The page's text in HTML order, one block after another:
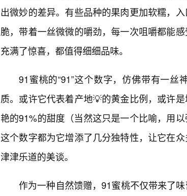
出微妙的差异。有些品种的果肉更加软糯，
脆，带着一丝微微的嚼劲，每一次咀嚼都能
充满了惊喜，都值得细细品味。
91蜜桃的“91”这个数字，仿佛带有一
质。或许它代表着产地💡的黄金比例，或许
艳的91%的甜度（当然这只是一个比喻，用
这个数字都为它增添了几分独特性，让它在
津津乐道的美谈。
作为一种自然馈赠，91蜜桃不仅带来了